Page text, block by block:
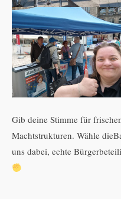
Gib deine Stimme für
Machtstrukturen. Wähle
uns dabei, echte